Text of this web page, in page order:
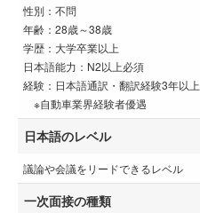
性別：不問
年齢：28歳～38歳
学歴：大学卒業以上
日本語能力：N2以上必須
経験：日本語通訳・翻訳経験3年以上
※自動車業界経験者優遇
日本語のレベル
議論や会議をリードできるレベル
一次面接の種類